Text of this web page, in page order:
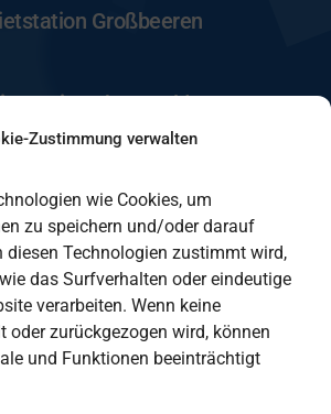
Zustimmung verwalten
wie Cookies, um
zu speichern und/oder darauf
diesen Technologien zustimmt wird,
das Surfverhalten oder eindeutige
verarbeiten. Wenn keine
oder zurückgezogen wird, können
und Funktionen beeinträchtigt
Großbeeren
Eberswalde
Fürstenwalde
Lindenberg
Oranienburg